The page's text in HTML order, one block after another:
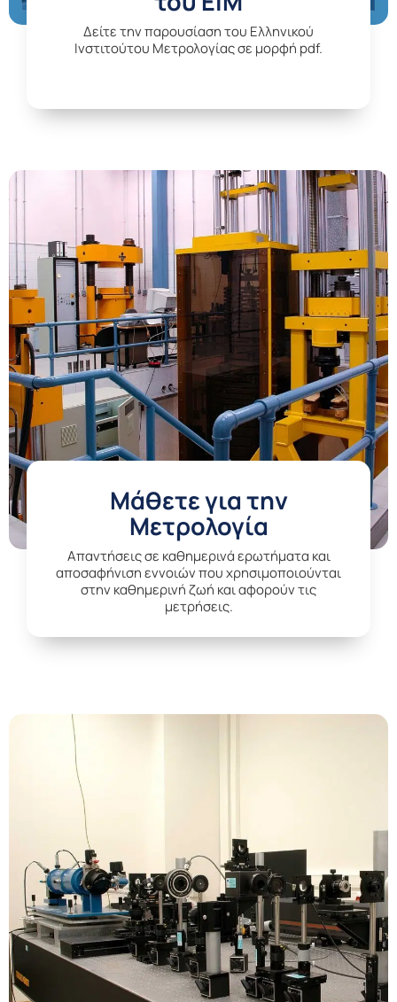
Δείτε την παρουσίαση του Ελληνικού
Ινστιτούτου Μετρολογίας σε μορφή pdf.
Μάθετε για την
Μετρολογία
Aπαντήσεις σε καθημερινά ερωτήματα και
αποσαφήνιση εννοιών που χρησιμοποιούνται
στην καθημερινή ζωή και αφορούν τις
μετρήσεις.